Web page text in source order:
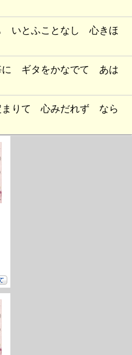
いとふことなし 心きほ
ギタをかなでて あは
りて 心みだれず なら